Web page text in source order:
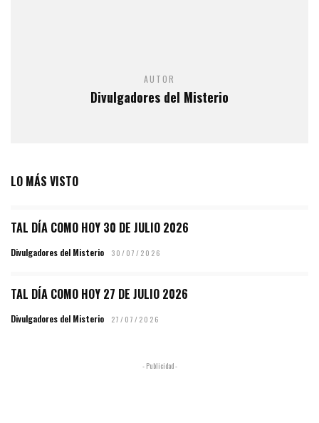
AUTOR
Divulgadores del Misterio
LO MÁS VISTO
TAL DÍA COMO HOY 30 DE JULIO 2026
Divulgadores del Misterio 30/07/2026
TAL DÍA COMO HOY 27 DE JULIO 2026
Divulgadores del Misterio 27/07/2026
- Publicidad -